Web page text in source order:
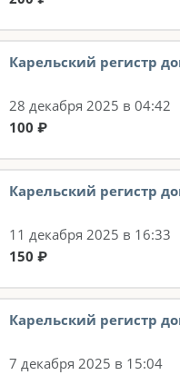
Карельский регистр
28 декабря 2025 в 04:42
100 ₽
Карельский регистр
11 декабря 2025 в 16:33
150 ₽
Карельский регистр
7 декабря 2025 в 15:04